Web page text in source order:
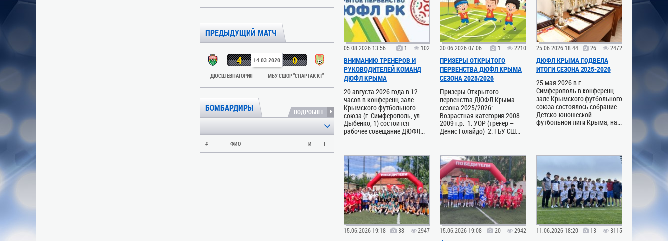
ПРЕДЫДУЩИЙ МАТЧ
4 14.03.2020 0
ДЮСШ ЕВПАТОРИЯ МБУ СШОР "СПАРТАК КТ"
БОМБАРДИРЫ ПОДРОБНЕЕ
# ФИО И Г
05.08.2026 13:56 1 102
ВНИМАНИЮ ТРЕНЕРОВ И
РУКОВОДИТЕЛЕЙ КОМАНД
ДЮФЛ КРЫМА
20 августа 2026 года в 12
часов в конференц-зале
Крымского футбольного
союза (г. Симферополь, ул.
Дыбенко, 1) состоится
рабочее совещание ДЮФЛ...
30.06.2026 07:06 1 2210
ПРИЗЕРЫ ОТКРЫТОГО
ПЕРВЕНСТВА ДЮФЛ КРЫМА
СЕЗОНА 2025/2026
Призеры Открытого
первенства ДЮФЛ Крыма
сезона 2025/2026:
Возрастная категория 2008-
2009 г.р. 1. УОР (тренер –
Денис Голайдо) 2. ГБУ СШ...
25.06.2026 18:44 26 2472
ДЮФЛ КРЫМА ПОДВЕЛА
ИТОГИ СЕЗОНА 2025-2026
25 мая 2026 в г.
Симферополь в конференц-
зале Крымского футбольного
союза состоялось собрание
Детско-юношеской
футбольной лиги Крыма, на...
15.06.2026 19:18 38 2947 15.06.2026 19:08 20 2942 11.06.2026 18:20 13 3115